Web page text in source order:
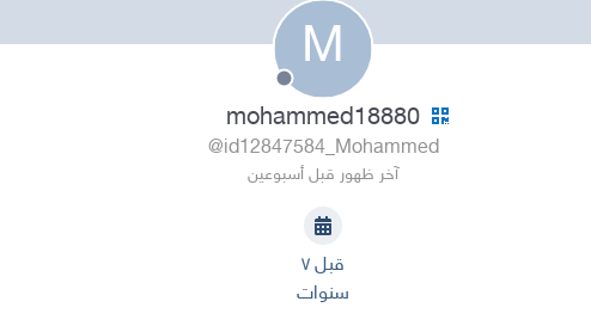
M
mohammed18880
@id12847584_Mohammed
آخر ظهور قبل أسبوعين
قبل ٧
سنوات